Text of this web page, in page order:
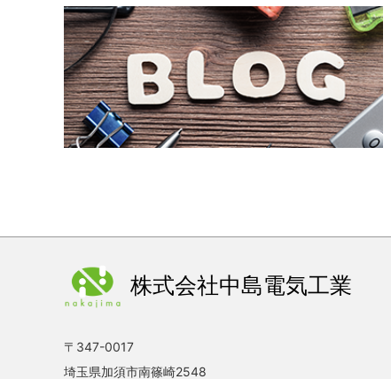
2026.03.25 お知らせ
2026.03.23 お知らせ
2026.03.17 お知らせ
2025.12.12
株式会社中島電気工業
〒347-0017
埼玉県加須市南篠崎2548